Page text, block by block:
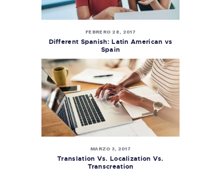
FEBRERO 28, 2017
Different Spanish: Latin American vs
Spain
MARZO 3, 2017
Translation Vs. Localization Vs.
Transcreation